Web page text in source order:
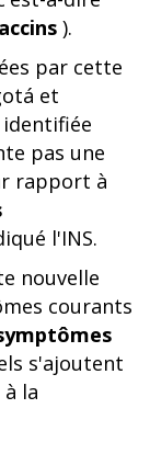
).
par cette
et
identifiée
pas une
rapport à
l'INS.
nouvelle
courants
s'ajoutent
la